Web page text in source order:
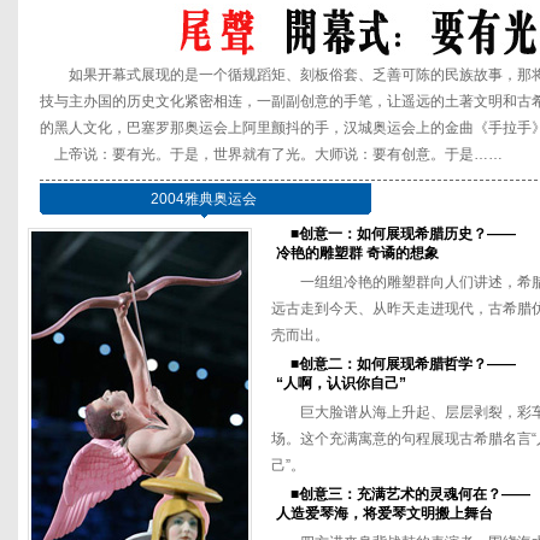
如果开幕式展现的是一个循规蹈矩、刻板俗套、乏善可陈的民族故事，
技与主办国的历史文化紧密相连，一副副创意的手笔，让遥远的土著文明和
的黑人文化，巴塞罗那奥运会上阿里颤抖的手，汉城奥运会上的金曲《手拉手
上帝说：要有光。于是，世界就有了光。大师说：要有创意。于是……
2004雅典奥运会
■创意一：如何展现希腊历史？——
冷艳的雕塑群 奇谲的想象
一组组冷艳的雕塑群向人们讲述，希
远古走到今天、从昨天走进现代，古希腊
壳而出。
■创意二：如何展现希腊哲学？——
“人啊，认识你自己”
巨大脸谱从海上升起、层层剥裂，彩
场。这个充满寓意的句程展现古希腊名言
己”。
■创意三：充满艺术的灵魂何在？——
人造爱琴海，将爱琴文明搬上舞台